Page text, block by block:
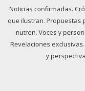
Noticias confirmadas.
que ilustran. Propuestas
nutren. Voces y
Revelaciones
y